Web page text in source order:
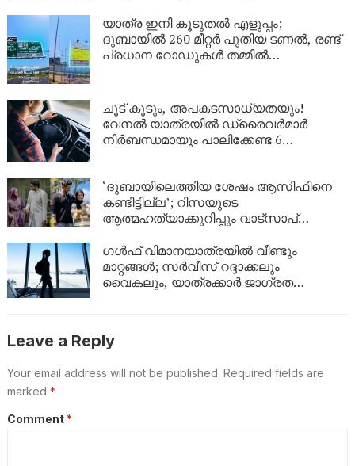
യാത്ര ഇനി കൂടുതൽ എളുപ്പം;
ദുബായിൽ 260 മീറ്റർ പുതിയ ടണൽ, രണ്ട്
പ്രധാന റോഡുകൾ തമ്മിൽ
ചൂട് കൂടും, അപകടസാധ്യതയും!
വേനൽ യാത്രയിൽ ഡ്രൈവർമാർ
നിർബന്ധമായും പാലിക്കേണ്ട 6
‘ദുബായിലെത്തിയ ശേഷം ആസിഫിനെ
കണ്ടിട്ടില്ല’; റിസയുടെ
ആത്മഹത്യാക്കുറിപ്പും വാട്സാപ്
പൊലീസിന്റെ നീക്കം എന്ത്?
ഗൾഫ് വിമാനയാത്രയിൽ വീണ്ടും
മാറ്റങ്ങൾ; സർവീസ് റദ്ദാക്കലും
വൈകലും, യാത്രക്കാർ ജാഗ്രത
Leave a Reply
Your email address will not be published. Required fields are
marked *
Comment *